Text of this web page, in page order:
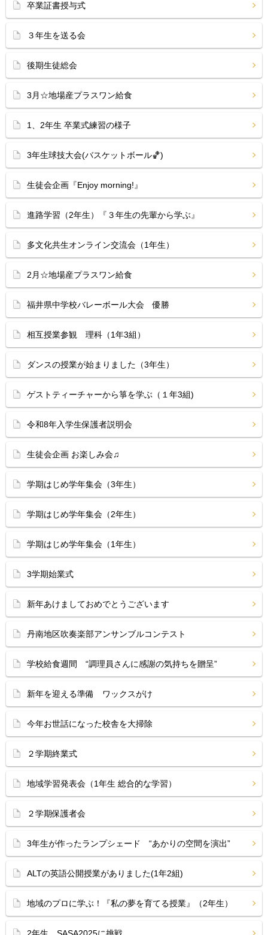
卒業証書授与式
３年生を送る会
後期生徒総会
3月☆地場産プラスワン給食
1、2年生 卒業式練習の様子
3年生球技大会(バスケットボール🏀)
生徒会企画『Enjoy morning!』
進路学習（2年生）『３年生の先輩から学ぶ』
多文化共生オンライン交流会（1年生）
2月☆地場産プラスワン給食
福井県中学校バレーボール大会 優勝
相互授業参観 理科（1年3組）
ダンスの授業が始まりました（3年生）
ゲストティーチャーから箏を学ぶ（１年3組)
令和8年入学生保護者説明会
生徒会企画 お楽しみ会♫
学期はじめ学年集会（3年生）
学期はじめ学年集会（2年生）
学期はじめ学年集会（1年生）
3学期始業式
新年あけましておめでとうございます
丹南地区吹奏楽部アンサンブルコンテスト
学校給食週間 “調理員さんに感謝の気持ちを贈呈”
新年を迎える準備 ワックスがけ
今年お世話になった校舎を大掃除
２学期終業式
地域学習発表会（1年生 総合的な学習）
２学期保護者会
3年生が作ったランプシェード “あかりの空間を演出”
ALTの英語公開授業がありました(1年2組)
地域のプロに学ぶ！『私の夢を育てる授業』（2年生）